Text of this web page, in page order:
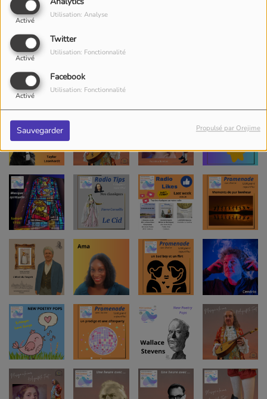
Activé
Utilisation: Analyse
Twitter
Activé
Utilisation: Fonctionnalité
Facebook
Activé
Utilisation: Fonctionnalité
Sauvegarder Propulsé par Orejime